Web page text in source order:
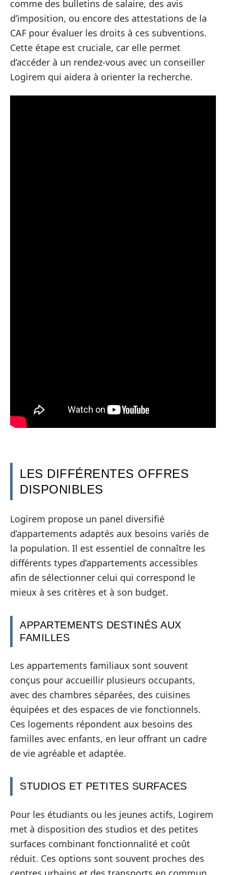
comme des bulletins de salaire, des avis
d’imposition, ou encore des attestations de la
CAF pour évaluer les droits à ces subventions.
Cette étape est cruciale, car elle permet
d’accéder à un rendez-vous avec un conseiller
Logirem qui aidera à orienter la recherche.
LES DIFFÉRENTES OFFRES
DISPONIBLES
Logirem propose un panel diversifié
d’appartements adaptés aux besoins variés de
la population. Il est essentiel de connaître les
différents types d’appartements accessibles
afin de sélectionner celui qui correspond le
mieux à ses critères et à son budget.
APPARTEMENTS DESTINÉS AUX
FAMILLES
Les appartements familiaux sont souvent
conçus pour accueillir plusieurs occupants,
avec des chambres séparées, des cuisines
équipées et des espaces de vie fonctionnels.
Ces logements répondent aux besoins des
familles avec enfants, en leur offrant un cadre
de vie agréable et adaptée.
STUDIOS ET PETITES SURFACES
Pour les étudiants ou les jeunes actifs, Logirem
met à disposition des studios et des petites
surfaces combinant fonctionnalité et coût
réduit. Ces options sont souvent proches des